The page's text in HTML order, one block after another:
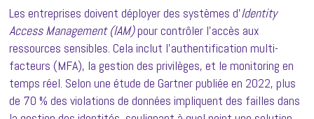
Les entreprises doivent déployer des systèmes d’Identity
Access Management (IAM)pour contrôler l’accès aux
ressources sensibles. Cela inclut l’authentification multi-
facteurs (MFA), la gestion des privilèges, et le monitoring en
temps réel. Selon une étude de Gartner publiée en 2022, plus
de 70 % des violations de données impliquent des failles dans